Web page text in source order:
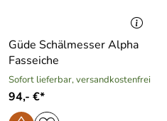
Güde Schälmesser Alpha
Fasseiche
Sofort lieferbar, versandkostenfrei
94,- €*